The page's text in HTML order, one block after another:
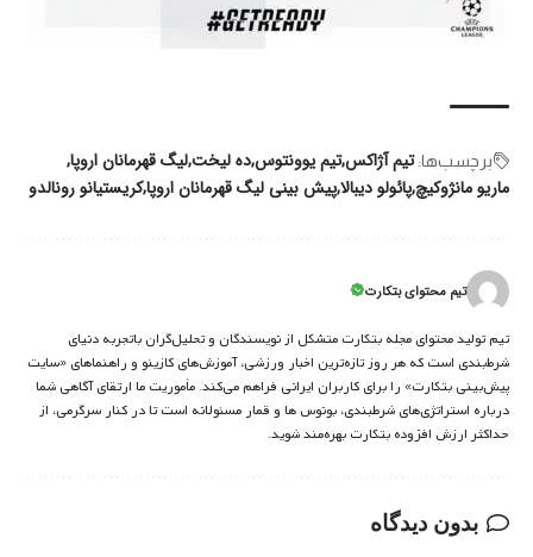
برچسب‌‌ها: تیم آژاکستیم یوونتوسده لیختلیگ قهرمانان اروپا
ماریو مانژوکیچپائولو دیبالاپیش بینی لیگ قهرمانان اروپاکریستیانو رونالدو
تیم محتوای بتکارت
تیم تولید محتوای مجله بتکارت متشکل از نویسندگان و تحلیل‌گران باتجربه دنیای
شرط‌بندی است که هر روز تازه‌ترین اخبار ورزشی، آموزش‌های کازینو و راهنماهای «سایت
پیش‌بینی بتکارت» را برای کاربران ایرانی فراهم می‌کند. مأموریت ما ارتقای آگاهی شما
درباره استراتژی‌های شرطبندی، بونوس ها و قمار مسئولانه است تا در کنار سرگرمی، از
حداکثر ارزش افزوده بتکارت بهره‌مند شوید.
بدون دیدگاه